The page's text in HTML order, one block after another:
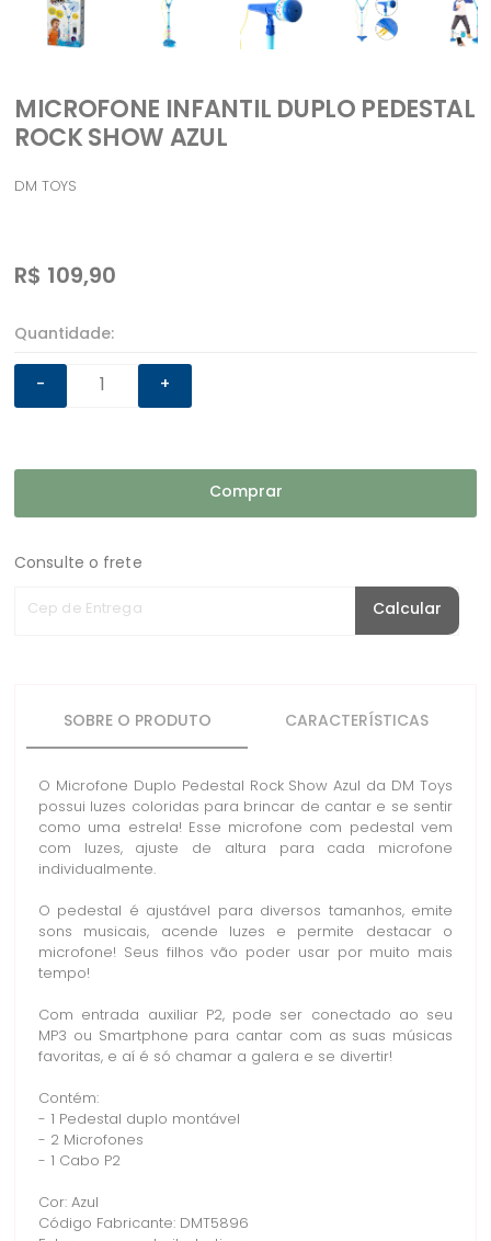
MICROFONE INFANTIL DUPLO PEDESTAL
ROCK SHOW AZUL
DM TOYS
R$ 109,90
Quantidade:
-
+
Comprar
Consulte o frete
Cep de Entrega Calcular
SOBRE O PRODUTO CARACTERÍSTICAS
O Microfone Duplo Pedestal Rock Show Azul da DM Toys
possui luzes coloridas para brincar de cantar e se sentir
como uma estrela! Esse microfone com pedestal vem
com luzes, ajuste de altura para cada microfone
individualmente.
O pedestal é ajustável para diversos tamanhos, emite
sons musicais, acende luzes e permite destacar o
microfone! Seus filhos vão poder usar por muito mais
tempo!
Com entrada auxiliar P2, pode ser conectado ao seu
MP3 ou Smartphone para cantar com as suas músicas
favoritas, e aí é só chamar a galera e se divertir!
Contém:
- 1 Pedestal duplo montável
- 2 Microfones
- 1 Cabo P2
Cor: Azul
Código Fabricante: DMT5896